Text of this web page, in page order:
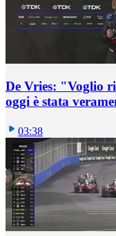
De Vries: "Voglio
oggi è stata
03:38